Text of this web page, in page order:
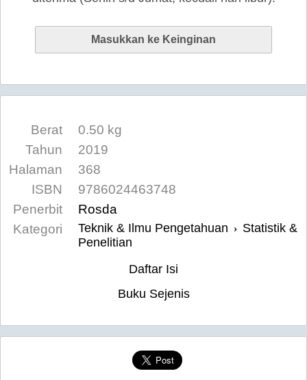
Berat
0.50 kg
Tahun
2019
Halaman
368
ISBN
9786024463748
Penerbit
Rosda
Kategori
Teknik & Ilmu Pengetahuan › Statistik &
Penelitian
Daftar Isi
Buku Sejenis